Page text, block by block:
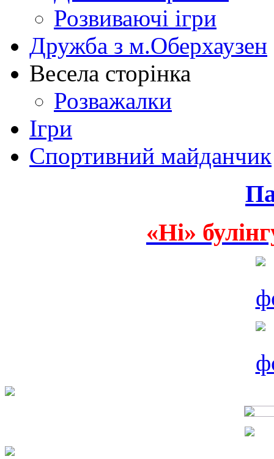
Розвиваючі ігри
Дружба з м.Оберхаузен
Весела сторінка
Розважалки
Ігри
Спортивний майданчик
«Ні»